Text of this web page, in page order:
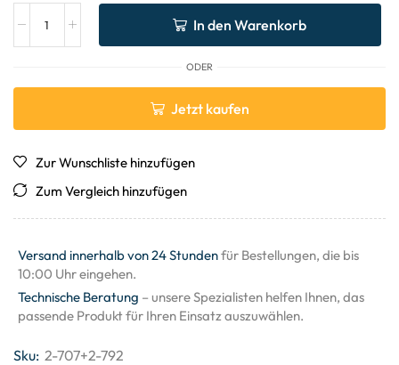
In den Warenkorb
ODER
Jetzt kaufen
Zur Wunschliste hinzufügen
Zum Vergleich hinzufügen
Versand innerhalb von 24 Stundenfür Bestellungen, die bis
10:00 Uhr eingehen.
Technische Beratung – unsere Spezialisten helfen Ihnen, das
passende Produkt für Ihren Einsatz auszuwählen.
Sku: 2-707+2-792